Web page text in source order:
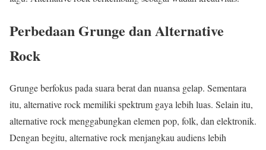
Perbedaan Grunge dan Alternative
Rock
Grunge berfokus pada suara berat dan nuansa gelap. Sementara
itu, alternative rock memiliki spektrum gaya lebih luas. Selain itu,
alternative rock menggabungkan elemen pop, folk, dan elektronik.
Dengan begitu, alternative rock menjangkau audiens lebih